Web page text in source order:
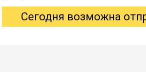
Сегодня возможна